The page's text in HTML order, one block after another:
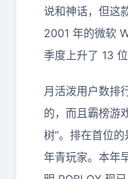
说和神话，但这
2001 年的微软
季度上升了 13 位
月活泼用户数排
的，而且霸榜游
树”。排在首位
年青玩家。本年